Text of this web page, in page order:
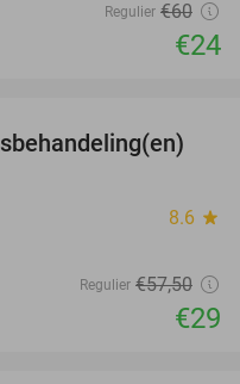
Regulier €60
€24
50%
8.6 star
Regulier €57,50
€29